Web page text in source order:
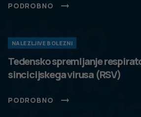
javno
PODROBNO
NALEZLJIVE BOLEZNI
Tedensko spremljanje
sincicijskega virusa (RSV)
PODROBNO